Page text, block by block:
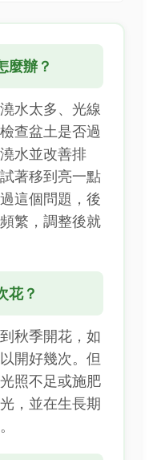
麼辦？
水太多、光線
查盆土是否過
水並改善排
著移到亮一點
這個問題，後
繁，調整後就
花？
秋季開花，如
開好幾次。但
照不足或施肥
，並在生長期